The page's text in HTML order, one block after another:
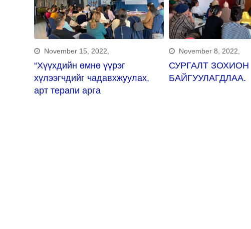
November 15, 2022,
“Хүүхдийн өмнө үүрэг
хүлээгчдийг чадавхжуулах,
арт терапи арга
November 8, 2022,
СУРГАЛТ ЗОХИОН
БАЙГУУЛАГДЛАА.